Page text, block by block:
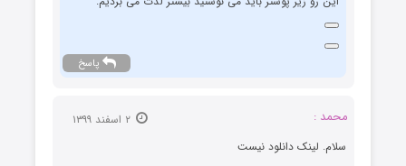
پاسخ
محمد :
سلام. لینک دانلود نیست